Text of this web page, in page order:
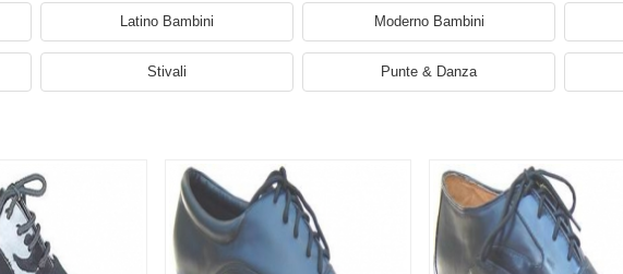
Latino Bambini Moderno Bambini
Stivali Punte & Danza